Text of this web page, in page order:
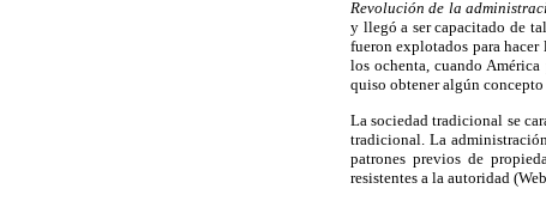
Revolución de la
y llegó a ser capacitado de
fueron explotados para
los ochenta, cuando
quiso obtener algún
La sociedad tradicional se
tradicional. La
patrones previos de
resistentes a la autoridad